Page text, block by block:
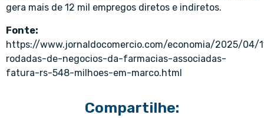
gera mais de 12 mil empregos diretos e indiretos.
Fonte:
https://www.jornaldocomercio.com/economia/2025/04/
rodadas-de-negocios-da-farmacias-associadas-
fatura-rs-548-milhoes-em-marco.html
Compartilhe: